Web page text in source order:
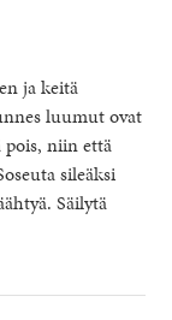
ja keitä
luumut ovat
pois, niin että
sileäksi
Säilytä